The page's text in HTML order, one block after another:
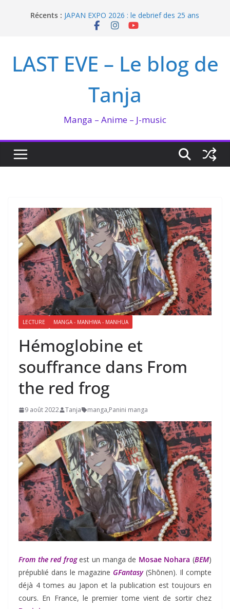
Récents : JAPAN EXPO 2026 : le debrief des 25 ans
Bilan lecture et visionnage de juillet 2026
Enomoto n’est pas un ange
LAST EVE – Le blog de
Tanja
Manga – Anime – J-music
LECTURE MANGA - MANHWA - MANHUA
Hémoglobine et
souffrance dans From
the red frog
9 août 2022 Tanja manga,Panini manga
From the red frog est un manga de Mosae Nohara (BEM)
prépublié dans le magazine GFantasy(Shōnen). Il compte
déjà 4 tomes au Japon et la publication est toujours en
cours. En France, le premier tome vient de sortir chez